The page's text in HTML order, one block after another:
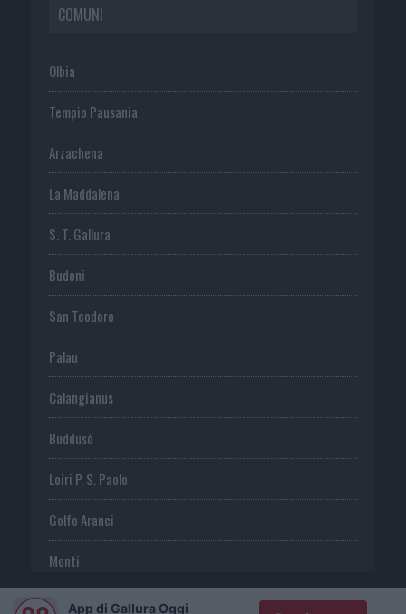
COMUNI
Olbia
Tempio Pausania
Arzachena
La Maddalena
S. T. Gallura
Budoni
San Teodoro
Palau
Calangianus
Buddusò
Loiri P. S. Paolo
Golfo Aranci
Monti
TeltiApp di Gallura Oggi